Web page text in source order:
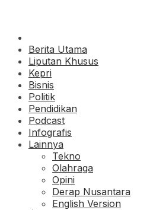
Berita Utama
Liputan Khusus
Kepri
Bisnis
Politik
Pendidikan
Podcast
Infografis
Lainnya
Tekno
Olahraga
Opini
Derap Nusantara
English Version